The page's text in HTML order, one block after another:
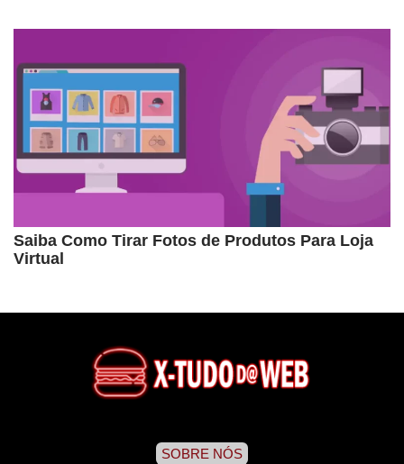
Saiba Como Tirar Fotos de Produtos Para Loja
Virtual
SOBRE NÓS